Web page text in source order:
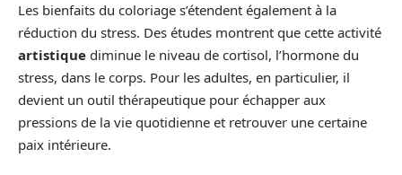
Les bienfaits du coloriage s’étendent également à la
réduction du stress. Des études montrent que cette activité
artistique diminue le niveau de cortisol, l’hormone du
stress, dans le corps. Pour les adultes, en particulier, il
devient un outil thérapeutique pour échapper aux
pressions de la vie quotidienne et retrouver une certaine
paix intérieure.